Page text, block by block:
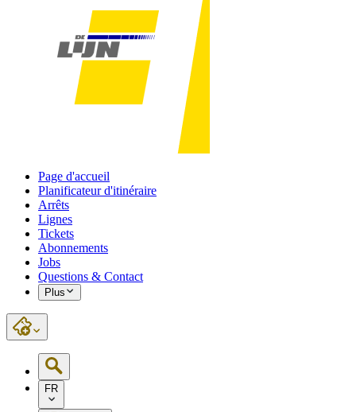
Page d'accueil
Planificateur d'itinéraire
Arrêts
Lignes
Tickets
Abonnements
Jobs
Questions & Contact
Plus
FR